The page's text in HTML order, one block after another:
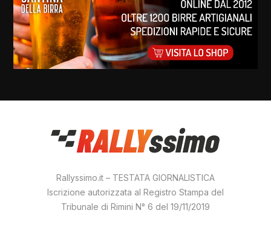
Rallyssimo.it – TESTATA GIORNALISTICA
Iscrizione autorizzata al Registro Stampa del
Tribunale di Rimini N° 6 del 19/11/2019